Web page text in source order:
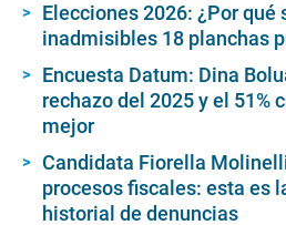
Elecciones 2026: ¿Por qué
inadmisibles 18 planchas
Encuesta Datum: Dina
rechazo del 2025 y el 51%
mejor
Candidata Fiorella
procesos fiscales: esta es
historial de denuncias